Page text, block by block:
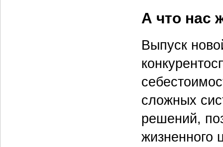
А что нас
Выпуск
сложных
решений,
жизненного